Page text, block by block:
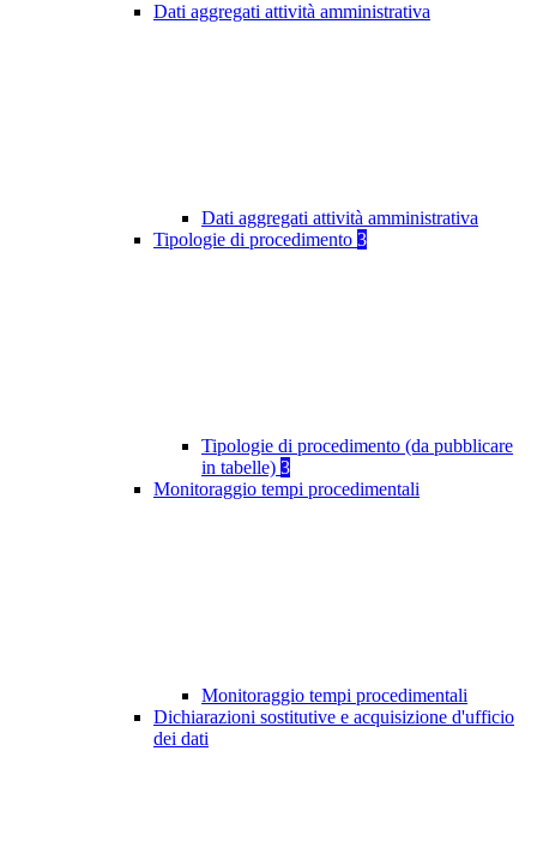
Dati aggregati attività amministrativa
Dati aggregati attività amministrativa
Tipologie di procedimento 3
Tipologie di procedimento (da pubblicare
in tabelle) 3
Monitoraggio tempi procedimentali
Monitoraggio tempi procedimentali
Dichiarazioni sostitutive e acquisizione d'ufficio
dei dati